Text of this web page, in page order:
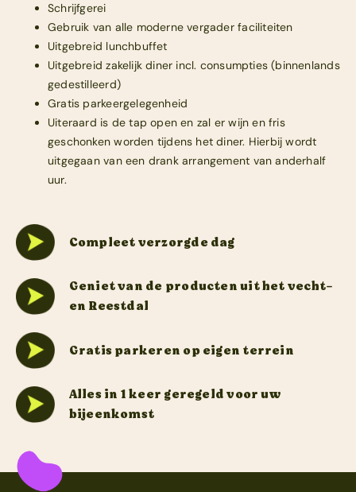
Schrijfgerei
Gebruik van alle moderne vergader faciliteiten
Uitgebreid lunchbuffet
Uitgebreid zakelijk diner incl. consumpties (binnenlands
gedestilleerd)
Gratis parkeergelegenheid
Uiteraard is de tap open en zal er wijn en fris
geschonken worden tijdens het diner. Hierbij wordt
uitgegaan van een drank arrangement van anderhalf
uur.
Compleet verzorgde dag
Geniet van de producten uit het vecht-
en Reestdal
Gratis parkeren op eigen terrein
Alles in 1 keer geregeld voor uw
bijeenkomst